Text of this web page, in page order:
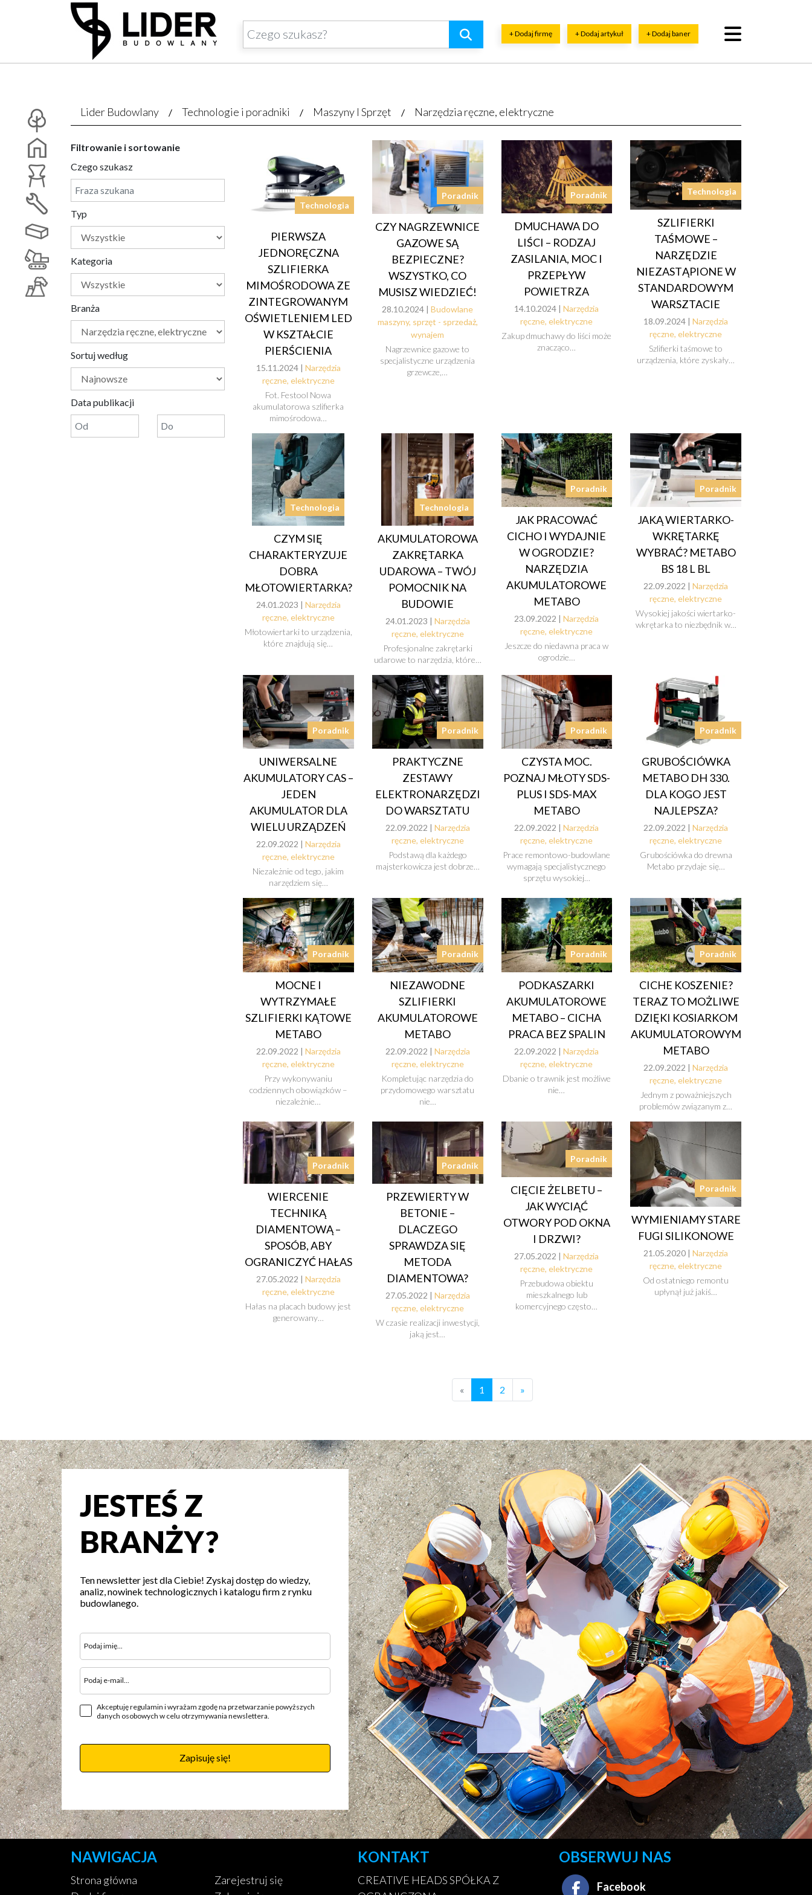
+ Dodaj firmę + Dodaj artykuł + Dodaj baner
Lider Budowlany Technologie i poradniki Maszyny I Sprzęt Narzędzia ręczne, elektryczne
Filtrowanie i sortowanie
Czego szukasz
Typ
Kategoria
Branża
Sortuj według
Data publikacji
Technologia
PIERWSZA
JEDNORĘCZNA
SZLIFIERKA
MIMOŚRODOWA ZE
ZINTEGROWANYM
OŚWIETLENIEM LED
W KSZTAŁCIE
PIERŚCIENIA
15.11.2024 | Narzędzia
ręczne, elektryczne
Fot. Festool Nowa
akumulatorowa szlifierka
mimośrodowa…
Poradnik
CZY NAGRZEWNICE
GAZOWE SĄ
BEZPIECZNE?
WSZYSTKO, CO
MUSISZ WIEDZIEĆ!
28.10.2024 |Budowlane
maszyny, sprzęt - sprzedaż,
wynajem
Nagrzewnice gazowe to
specjalistyczne urządzenia
grzewcze,…
Poradnik
DMUCHAWA DO
LIŚCI – RODZAJ
ZASILANIA, MOC I
PRZEPŁYW
POWIETRZA
14.10.2024 |Narzędzia
ręczne, elektryczne
Zakup dmuchawy do liści może
znacząco…
Technologia
SZLIFIERKI
TAŚMOWE –
NARZĘDZIE
NIEZASTĄPIONE W
STANDARDOWYM
WARSZTACIE
18.09.2024 |Narzędzia
ręczne, elektryczne
Szlifierki taśmowe to
urządzenia, które zyskały…
Technologia
CZYM SIĘ
CHARAKTERYZUJE
DOBRA
MŁOTOWIERTARKA?
24.01.2023 | Narzędzia
ręczne, elektryczne
Młotowiertarki to urządzenia,
które znajdują się…
Technologia
AKUMULATOROWA
ZAKRĘTARKA
UDAROWA – TWÓJ
POMOCNIK NA
BUDOWIE
24.01.2023 | Narzędzia
ręczne, elektryczne
Profesjonalne zakrętarki
udarowe to narzędzia, które…
Poradnik
JAK PRACOWAĆ
CICHO I WYDAJNIE
W OGRODZIE?
NARZĘDZIA
AKUMULATOROWE
METABO
23.09.2022 |Narzędzia
ręczne, elektryczne
Jeszcze do niedawna praca w
ogrodzie…
Poradnik
JAKĄ WIERTARKO-
WKRĘTARKĘ
WYBRAĆ? METABO
BS 18 L BL
22.09.2022 |Narzędzia
ręczne, elektryczne
Wysokiej jakości wiertarko-
wkrętarka to niezbędnik w…
Poradnik
UNIWERSALNE
AKUMULATORY CAS –
JEDEN
AKUMULATOR DLA
WIELU URZĄDZEŃ
22.09.2022 | Narzędzia
ręczne, elektryczne
Niezależnie od tego, jakim
narzędziem się…
Poradnik
PRAKTYCZNE
ZESTAWY
ELEKTRONARZĘDZI
DO WARSZTATU
22.09.2022 | Narzędzia
ręczne, elektryczne
Podstawą dla każdego
majsterkowicza jest dobrze…
Poradnik
CZYSTA MOC.
POZNAJ MŁOTY SDS-
PLUS I SDS-MAX
METABO
22.09.2022 |Narzędzia
ręczne, elektryczne
Prace remontowo-budowlane
wymagają specjalistycznego
sprzętu wysokiej…
Poradnik
GRUBOŚCIÓWKA
METABO DH 330.
DLA KOGO JEST
NAJLEPSZA?
22.09.2022 |Narzędzia
ręczne, elektryczne
Grubościówka do drewna
Metabo przydaje się…
Poradnik
MOCNE I
WYTRZYMAŁE
SZLIFIERKI KĄTOWE
METABO
22.09.2022 | Narzędzia
ręczne, elektryczne
Przy wykonywaniu
codziennych obowiązków –
niezależnie…
Poradnik
NIEZAWODNE
SZLIFIERKI
AKUMULATOROWE
METABO
22.09.2022 | Narzędzia
ręczne, elektryczne
Kompletując narzędzia do
przydomowego warsztatu
nie…
Poradnik
PODKASZARKI
AKUMULATOROWE
METABO – CICHA
PRACA BEZ SPALIN
22.09.2022 |Narzędzia
ręczne, elektryczne
Dbanie o trawnik jest możliwe
nie…
Poradnik
CICHE KOSZENIE?
TERAZ TO MOŻLIWE
DZIĘKI KOSIARKOM
AKUMULATOROWYM
METABO
22.09.2022 |Narzędzia
ręczne, elektryczne
Jednym z poważniejszych
problemów związanym z…
Poradnik
WIERCENIE
TECHNIKĄ
DIAMENTOWĄ –
SPOSÓB, ABY
OGRANICZYĆ HAŁAS
27.05.2022 | Narzędzia
ręczne, elektryczne
Hałas na placach budowy jest
generowany…
Poradnik
PRZEWIERTY W
BETONIE –
DLACZEGO
SPRAWDZA SIĘ
METODA
DIAMENTOWA?
27.05.2022 | Narzędzia
ręczne, elektryczne
W czasie realizacji inwestycji,
jaką jest…
Poradnik
CIĘCIE ŻELBETU –
JAK WYCIĄĆ
OTWORY POD OKNA
I DRZWI?
27.05.2022 |Narzędzia
ręczne, elektryczne
Przebudowa obiektu
mieszkalnego lub
komercyjnego często…
Poradnik
WYMIENIAMY STARE
FUGI SILIKONOWE
21.05.2020 |Narzędzia
ręczne, elektryczne
Od ostatniego remontu
upłynął już jakiś…
« 1 2 »
JESTEŚ Z
BRANŻY?
Ten newsletter jest dla Ciebie! Zyskaj dostęp do wiedzy,
analiz, nowinek technologicznych i katalogu firm z rynku
budowlanego.
Akceptuję regulamin i wyrażam zgodę na przetwarzanie powyższych
danych osobowych w celu otrzymywania newslettera.
Zapisuję się!
NAWIGACJA
Strona główna
Zarejestruj się
KONTAKT
CREATIVE HEADS SPÓŁKA Z
OBSERWUJ NAS
Facebook